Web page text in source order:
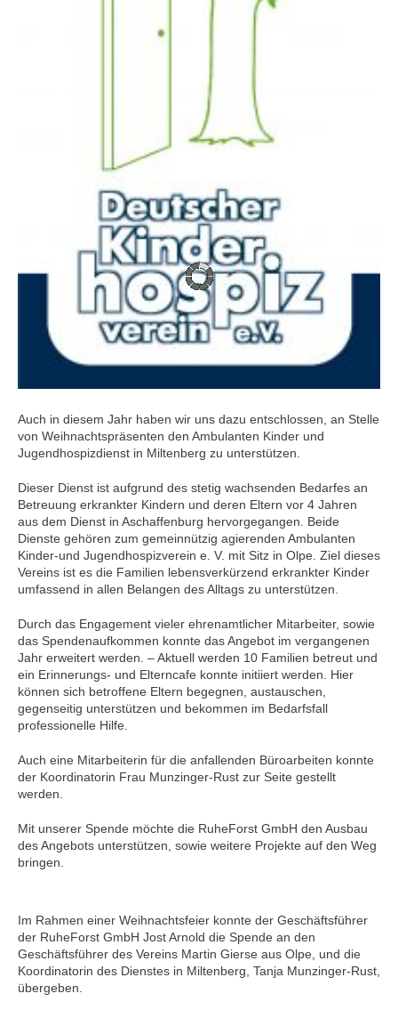
Auch in diesem Jahr haben wir uns dazu entschlossen, an Stelle
von Weihnachtspräsenten den Ambulanten Kinder und
Jugendhospizdienst in Miltenberg zu unterstützen.
Dieser Dienst ist aufgrund des stetig wachsenden Bedarfes an
Betreuung erkrankter Kindern und deren Eltern vor 4 Jahren
aus dem Dienst in Aschaffenburg hervorgegangen. Beide
Dienste gehören zum gemeinnützig agierenden Ambulanten
Kinder-und Jugendhospizverein e. V. mit Sitz in Olpe. Ziel dieses
Vereins ist es die Familien lebensverkürzend erkrankter Kinder
umfassend in allen Belangen des Alltags zu unterstützen.
Durch das Engagement vieler ehrenamtlicher Mitarbeiter, sowie
das Spendenaufkommen konnte das Angebot im vergangenen
Jahr erweitert werden. – Aktuell werden 10 Familien betreut und
ein Erinnerungs- und Elterncafe konnte initiiert werden. Hier
können sich betroffene Eltern begegnen, austauschen,
gegenseitig unterstützen und bekommen im Bedarfsfall
professionelle Hilfe.
Auch eine Mitarbeiterin für die anfallenden Büroarbeiten konnte
der Koordinatorin Frau Munzinger-Rust zur Seite gestellt
werden.
Mit unserer Spende möchte die RuheForst GmbH den Ausbau
des Angebots unterstützen, sowie weitere Projekte auf den Weg
bringen.
Im Rahmen einer Weihnachtsfeier konnte der Geschäftsführer
der RuheForst GmbH Jost Arnold die Spende an den
Geschäftsführer des Vereins Martin Gierse aus Olpe, und die
Koordinatorin des Dienstes in Miltenberg, Tanja Munzinger-Rust,
übergeben.